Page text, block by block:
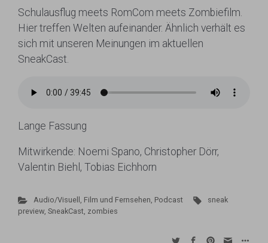
Schulausflug meets RomCom meets Zombiefilm.
Hier treffen Welten aufeinander. Ähnlich verhält es
sich mit unseren Meinungen im aktuellen
SneakCast.
Lange Fassung
Mitwirkende: Noemi Spano, Christopher Dörr,
Valentin Biehl, Tobias Eichhorn
Audio/Visuell , Film und Fernsehen, Podcast
sneak
preview, SneakCast, zombies